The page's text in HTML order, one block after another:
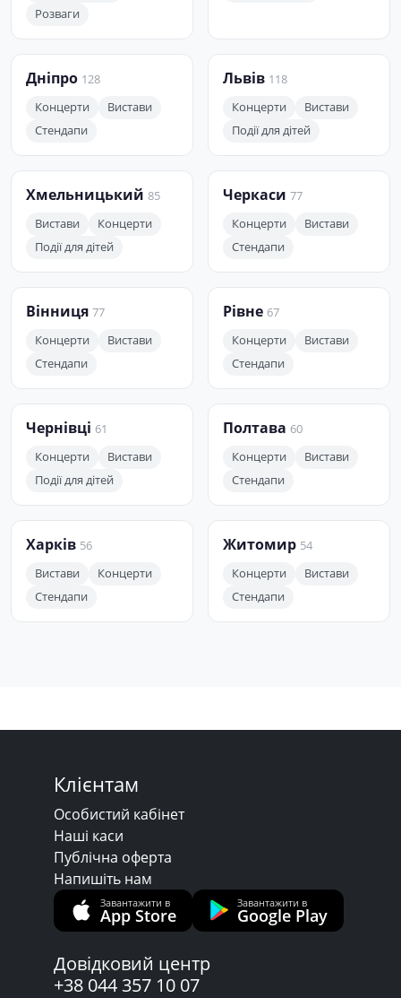
Розваги
Дніпро 128
Концерти
Вистави
Стендапи
Львів 118
Концерти
Вистави
Події для дітей
Хмельницький 85
Вистави
Концерти
Події для дітей
Черкаси 77
Концерти
Вистави
Стендапи
Вінниця 77
Концерти
Вистави
Стендапи
Рівне 67
Концерти
Вистави
Стендапи
Чернівці 61
Концерти
Вистави
Події для дітей
Полтава 60
Концерти
Вистави
Стендапи
Харків 56
Вистави
Концерти
Стендапи
Житомир 54
Концерти
Вистави
Стендапи
Клієнтам
Особистий кабінет
Наші каси
Публічна оферта
Напишіть нам
Завантажити в
App Store
Завантажити в
Google Play
Довідковий центр
+38 044 357 10 07